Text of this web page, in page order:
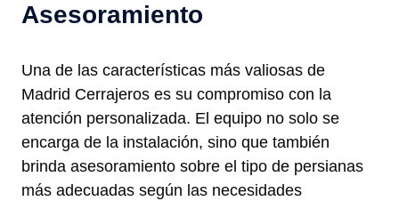
Asesoramiento
Una de las características más valiosas de
Madrid Cerrajeros es su compromiso con la
atención personalizada. El equipo no solo se
encarga de la instalación, sino que también
brinda asesoramiento sobre el tipo de persianas
más adecuadas según las necesidades